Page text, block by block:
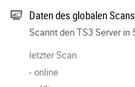
Daten des globalen Scans
letzter Scan
- online